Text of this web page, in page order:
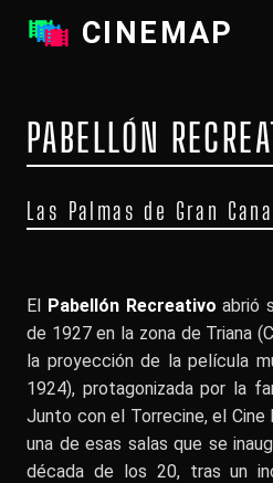
CINEMAP
PABELLÓN
Las Palmas de Gran
El Pabellón Recreativo abrió
de 1927 en la zona de Triana
la proyección de la película
1924), protagonizada por la
Junto con el Torrecine, el Cine
una de esas salas que se
década de los 20, tras un